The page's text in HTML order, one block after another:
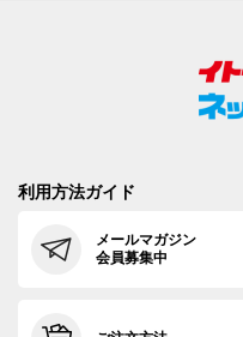
利用方法ガイド
メールマガジン
会員募集中